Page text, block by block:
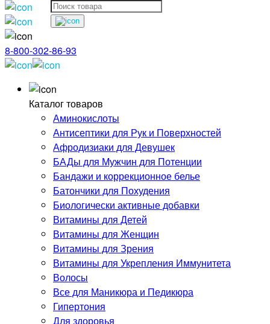
8-800-302-86-93
Каталог товаров
Аминокислоты
Антисептики для Рук и Поверхностей
Афродизиаки для Девушек
БАДы для Мужчин для Потенции
Бандажи и коррекционное белье
Батончики для Похудения
Биологически активные добавки
Витамины для Детей
Витамины для Женщин
Витамины для Зрения
Витамины для Укрепления Иммунитета
Волосы
Все для Маникюра и Педикюра
Гипертония
Для здоровья